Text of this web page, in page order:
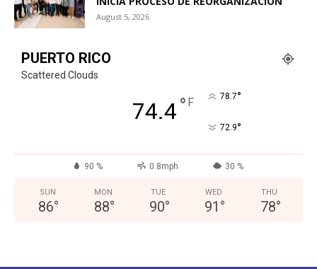
August 5, 2026
PUERTO RICO
Scattered Clouds
74.4° F 78.7°
72.9°
90 % 0.8mph 30 %
SUN
86°
MON
88°
TUE
90°
WED
91 °
THU
78°